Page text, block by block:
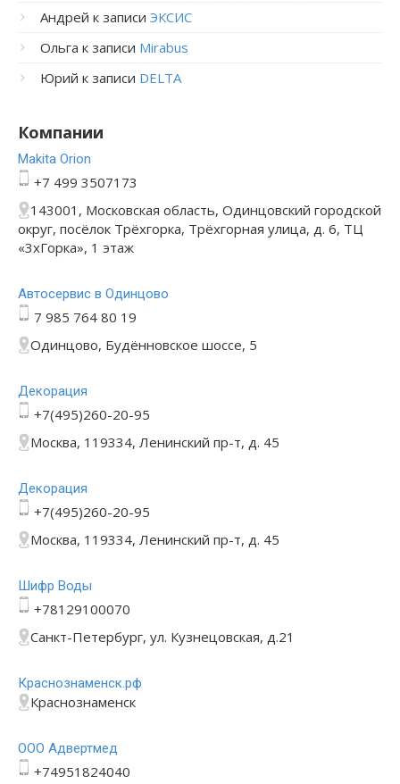
Андрей к записи ЭКСИС
Ольга к записи Mirabus
Юрий к записи DELTA
Компании
Makita Orion
+7 499 3507173
143001, Московская область, Одинцовский городской
округ, посёлок Трёхгорка, Трёхгорная улица, д. 6, ТЦ
«3хГорка», 1 этаж
Автосервис в Одинцово
7 985 764 80 19
Одинцово, Будённовское шоссе, 5
Декорация
+7(495)260-20-95
Москва, 119334, Ленинский пр-т, д. 45
Декорация
+7(495)260-20-95
Москва, 119334, Ленинский пр-т, д. 45
Шифр Воды
+78129100070
Санкт-Петербург, ул. Кузнецовская, д.21
Краснознаменск.рф
Краснознаменск
ООО Адвертмед
+74951824040